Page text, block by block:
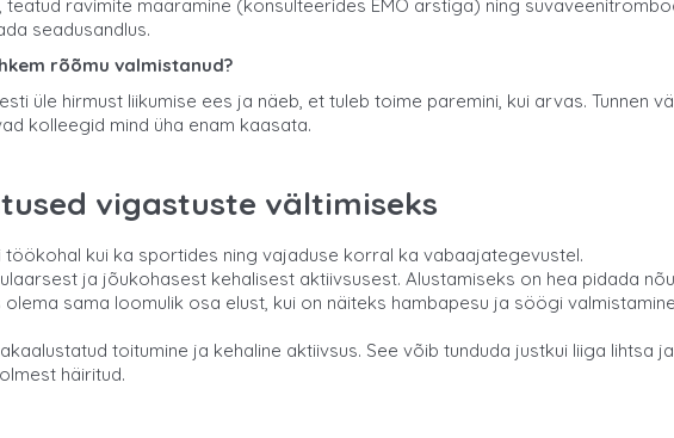
ravimite määramine (konsulteerides EMO arstiga) ning
seadusandlus.
rõõmu valmistanud?
üle hirmust liikumise ees ja näeb, et tuleb toime paremini, kui arvas. Tunnen
kolleegid mind üha enam kaasata.
vigastuste vältimiseks
töökohal kui ka sportides ning vajaduse korral ka vabaajategevustel.
ja jõukohasest kehalisest aktiivsusest. Alustamiseks on hea pidada
sama loomulik osa elust, kui on näiteks hambapesu ja söögi
toitumine ja kehaline aktiivsus. See võib tunduda justkui liiga lihtsa
häiritud.